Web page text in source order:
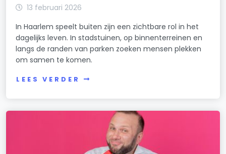
13 februari 2026
In Haarlem speelt buiten zijn een zichtbare rol in het
dagelijks leven. In stadstuinen, op binnenterreinen en
langs de randen van parken zoeken mensen plekken
om samen te komen.
LEES VERDER